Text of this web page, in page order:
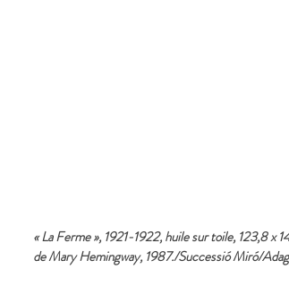
« La Ferme », 1921-1922, huile sur toile, 123,8
de Mary Hemingway, 1987./Successió Miró/